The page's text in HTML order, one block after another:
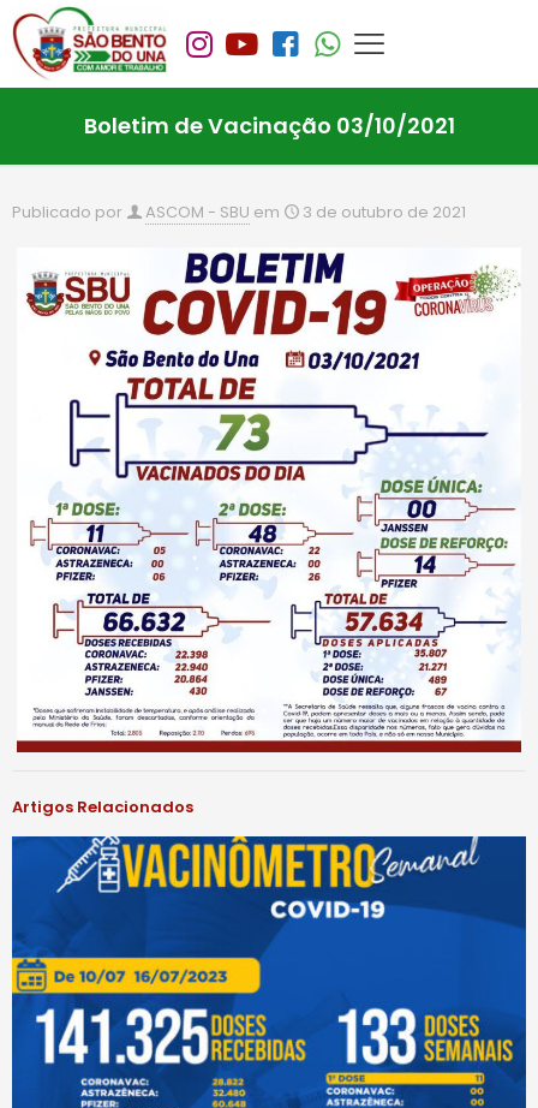
Boletim de Vacinação 03/10/2021
Publicado por ASCOM - SBU em 3 de outubro de 2021
Artigos Relacionados